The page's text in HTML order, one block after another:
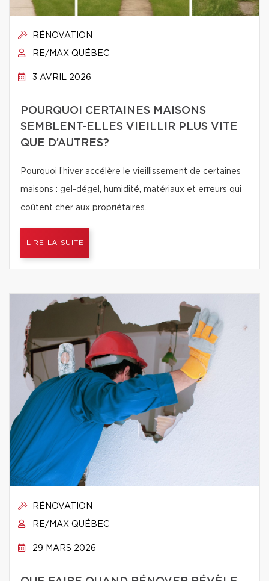
RÉNOVATION
RE/MAX QUÉBEC
3 AVRIL 2026
POURQUOI CERTAINES MAISONS
SEMBLENT-ELLES VIEILLIR PLUS VITE
QUE D’AUTRES?
Pourquoi l’hiver accélère le vieillissement de certaines
maisons : gel-dégel, humidité, matériaux et erreurs qui
coûtent cher aux propriétaires.
LIRE LA SUITE
RÉNOVATION
RE/MAX QUÉBEC
29 MARS 2026